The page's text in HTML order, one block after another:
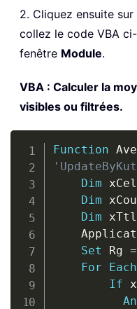
2. Cliquez ensuite sur
collez le code VBA
fenêtre Module.
VBA : Calculer la
visibles ou filtrées.
Function
Dim
Dim
Dim xTtl
Set Rg =
For
Each
If